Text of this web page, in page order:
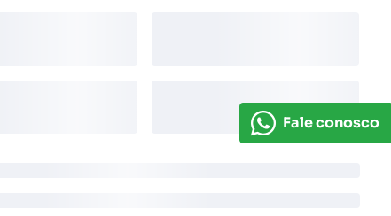
Fale conosco